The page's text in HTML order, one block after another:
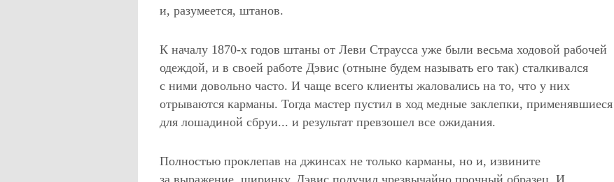
и, разумеется, штанов.
К началу 1870-х годов штаны от Леви Страусса уже были весьма ходовой рабочей
одеждой, и в своей работе Дэвис (отныне будем называть его так) сталкивался
с ними довольно часто. И чаще всего клиенты жаловались на то, что у них
отрываются карманы. Тогда мастер пустил в ход медные заклепки, применявшиеся
для лошадиной сбруи... и результат превзошел все ожидания.
Полностью проклепав на джинсах не только карманы, но и, извините
за выражение, ширинку, Дэвис получил чрезвычайно прочный образец. И